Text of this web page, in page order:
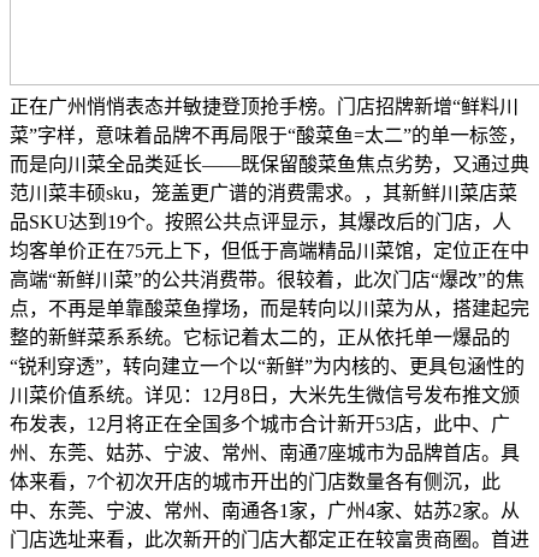
正在广州悄悄表态并敏捷登顶抢手榜。门店招牌新增“鲜料川
菜”字样，意味着品牌不再局限于“酸菜鱼=太二”的单一标签，
而是向川菜全品类延长——既保留酸菜鱼焦点劣势，又通过典
范川菜丰硕sku，笼盖更广谱的消费需求。，其新鲜川菜店菜
品SKU达到19个。按照公共点评显示，其爆改后的门店，人
均客单价正在75元上下，但低于高端精品川菜馆，定位正在中
高端“新鲜川菜”的公共消费带。很较着，此次门店“爆改”的焦
点，不再是单靠酸菜鱼撑场，而是转向以川菜为从，搭建起完
整的新鲜菜系系统。它标记着太二的，正从依托单一爆品的
“锐利穿透”，转向建立一个以“新鲜”为内核的、更具包涵性的
川菜价值系统。详见：12月8日，大米先生微信号发布推文颁
布发表，12月将正在全国多个城市合计新开53店，此中、广
州、东莞、姑苏、宁波、常州、南通7座城市为品牌首店。具
体来看，7个初次开店的城市开出的门店数量各有侧沉，此
中、东莞、宁波、常州、南通各1家，广州4家、姑苏2家。从
门店选址来看，此次新开的门店大都定正在较富贵商圈。首进